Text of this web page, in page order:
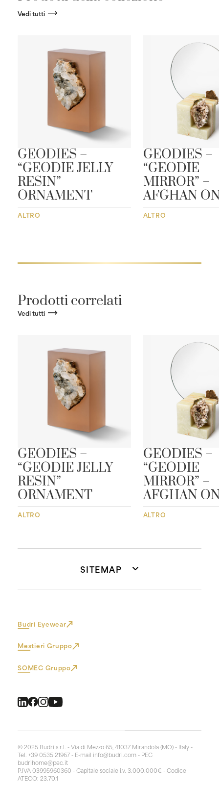
Vedi tutti
GEODIES –
“GEODIE JELLY
RESIN”
ORNAMENT
ALTRO
GEODIES –
“GEODIE
MIRROR” –
AFGHAN
ALTRO
Prodotti correlati
Vedi tutti
GEODIES –
“GEODIE JELLY
RESIN”
ORNAMENT
ALTRO
GEODIES –
“GEODIE
MIRROR” –
AFGHAN
ALTRO
SITEMAP
Budri Eyewear
Mestieri Gruppo
SOMEC Gruppo
© 2025 Budri s.r.l. - Via di Mezzo 65, 41037 Mirandola (MO) - Italy -
Tel. +39 0535 21967 - E-mail info@budri.com - PEC
budrihome@pec.it
P.IVA 03995960360 - Capitale sociale i.v. 3.000.000€ - Codice
ATECO: 23.70.1